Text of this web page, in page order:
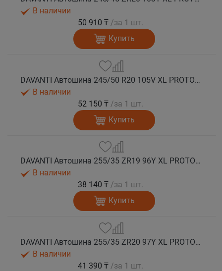
В наличии
50 910 ₸ /за 1 шт.
Купить
DAVANTI Автошина 245/50 R20 105V XL PROTOURA SPORT RPR лето
В наличии
52 150 ₸ /за 1 шт.
Купить
DAVANTI Автошина 255/35 ZR19 96Y XL PROTOURA SPORT RPR лето
В наличии
38 140 ₸ /за 1 шт.
Купить
DAVANTI Автошина 255/35 ZR20 97Y XL PROTOURA SPORT RPR лето
В наличии
41 390 ₸ /за 1 шт.